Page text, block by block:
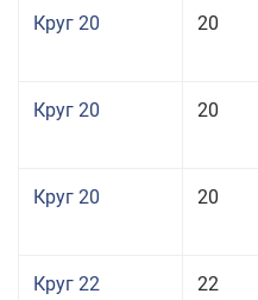
Круг 20 20
Круг 20 20
Круг 20 20
Круг 22 22